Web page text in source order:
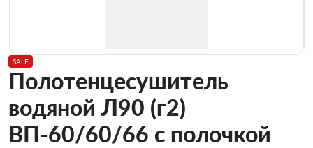
SALE
Полотенцесушитель
водяной Л90 (г2)
ВП-60/60/66 с полочкой